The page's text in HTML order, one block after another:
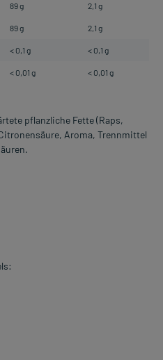
89 g 2,1 g
89 g 2,1 g
< 0,1 g < 0,1 g
< 0,01 g < 0,01 g
pflanzliche Fette (Raps,
Aroma, Trennmittel